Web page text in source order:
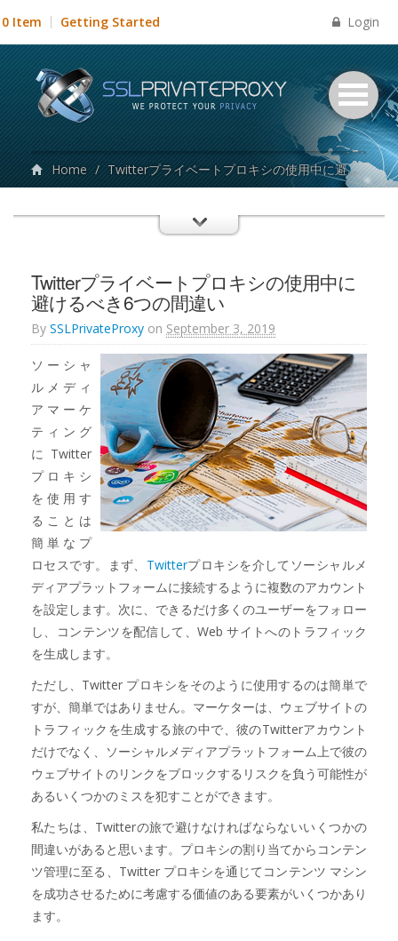
0 Item Getting Started Login
Home / Twitterプライベートプロキシの使用中に避けるべき6つの間違い
Twitterプライベートプロキシの使用中に
避けるべき6つの間違い
By SSLPrivateProxy on September 3, 2019
ソーシャ
ルメディ
アマーケ
ティング
にTwitter
プロキシ
を使用す
ることは
簡単なプ
ロセスです。まず、 Twitterプロキシを介してソーシャルメ
ディアプラットフォームに接続するように複数のアカウント
を設定します。次に、できるだけ多くのユーザーをフォロー
し、コンテンツを配信して、Web サイトへのトラフィック
を生成します。
ただし、Twitter プロキシをそのように使用するのは簡単で
すが、簡単ではありません。マーケターは、ウェブサイトの
トラフィックを生成する旅の中で、彼のTwitterアカウント
だけでなく、ソーシャルメディアプラットフォーム上で彼の
ウェブサイトのリンクをブロックするリスクを負う可能性が
あるいくつかのミスを犯すことができます。
私たちは、Twitterの旅で避けなければならないいくつかの
間違いがあると思います。プロキシの割り当てからコンテン
ツ管理に至る、Twitter プロキシを通じてコンテンツ マシン
を成功させるために考慮する価値のある要素がいくつかあり
ます。